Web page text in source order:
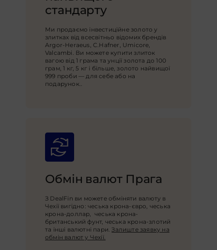
стандарту
Ми продаємо інвестиційне золото у
злитках від всесвітньо відомих брендів
Argor-Heraeus, C.Hafner, Umicore,
Valcambi. Ви можете купити злиток
вагою від 1 грама та унції золота до 100
грам, 1 кг, 5 кг і більше, золото найвищої
999 проби — для себе або на
подарунок..
Обмін валют Прага
З DealFin ви можете обміняти валюту в
Чехії вигідно: чеська крона-євро, чеська
крона-доллар, чеська крона-
британський фунт, чеська крона-злотий
та інші валютні пари.Залиште заявку на
обмін валют у Чехії.